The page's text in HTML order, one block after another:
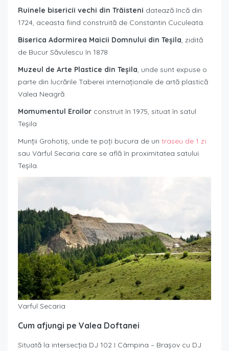
Ruinele bisericii vechi din Trăisteni datează încă din
1724, aceasta fiind construită de Constantin Cuculeata.
Biserica Adormirea Maicii Domnului din Teșila, zidită
de Bucur Săvulescu în 1878
Muzeul de Arte Plastice din Teșila, unde sunt expuse o
parte din lucrările Taberei internaționale de artă plastică
Valea Neagră
Momumentul Eroilor construit în 1975, situat în satul
Teșila
Munții Grohotiș, unde te poți bucura de un traseu de 1 zi
sau Vârful Secaria care se află în proximitatea satului
Teșila.
Varful Secaria
Cum afjungi pe Valea Doftanei
Situată la intersecția DJ 102 I Câmpina – Brașov cu DJ